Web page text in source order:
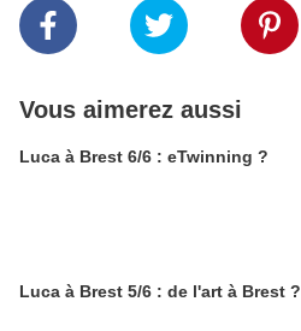
Vous aimerez aussi
Luca à Brest 6/6 : eTwinning ?
Luca à Brest 5/6 : de l'art à Brest ?